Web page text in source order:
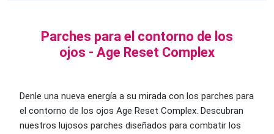
Parches para el contorno de los
ojos - Age Reset Complex
Denle una nueva energía a su mirada con los parches para
el contorno de los ojos Age Reset Complex. Descubran
nuestros lujosos parches diseñados para combatir los